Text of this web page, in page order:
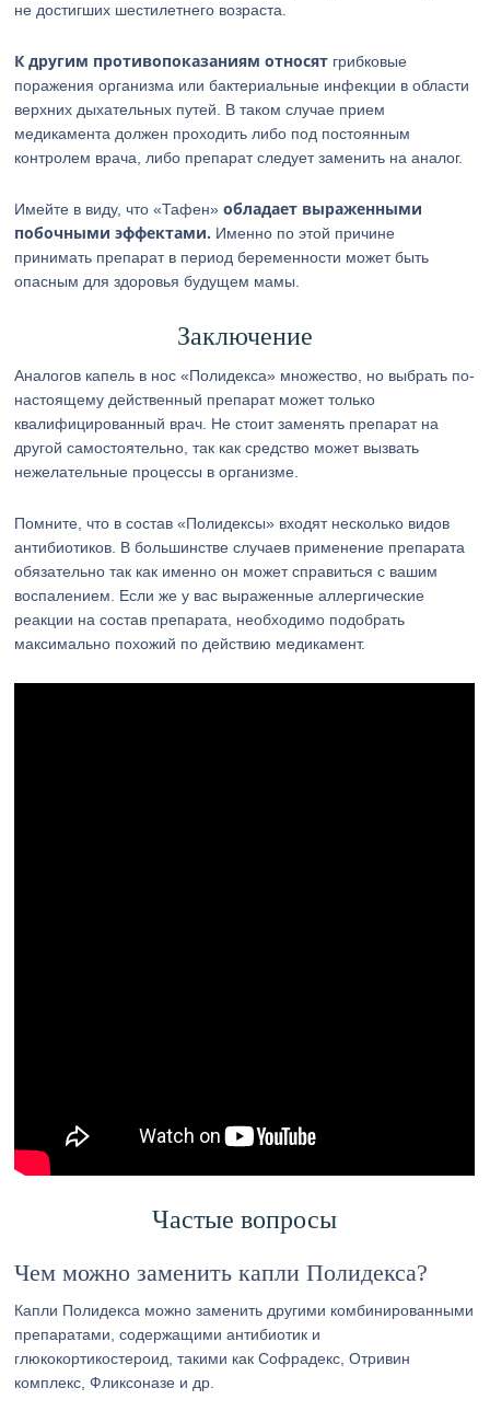
не достигших шестилетнего возраста.
К другим противопоказаниям относят грибковые
поражения организма или бактериальные инфекции в области
верхних дыхательных путей. В таком случае прием
медикамента должен проходить либо под постоянным
контролем врача, либо препарат следует заменить на аналог.
Имейте в виду, что «Тафен»обладает выраженными
побочными эффектами. Именно по этой причине
принимать препарат в период беременности может быть
опасным для здоровья будущем мамы.
Заключение
Аналогов капель в нос «Полидекса» множество, но выбрать по-
настоящему действенный препарат может только
квалифицированный врач. Не стоит заменять препарат на
другой самостоятельно, так как средство может вызвать
нежелательные процессы в организме.
Помните, что в состав «Полидексы» входят несколько видов
антибиотиков. В большинстве случаев применение препарата
обязательно так как именно он может справиться с вашим
воспалением. Если же у вас выраженные аллергические
реакции на состав препарата, необходимо подобрать
максимально похожий по действию медикамент.
Частые вопросы
Чем можно заменить капли Полидекса?
Капли Полидекса можно заменить другими комбинированными
препаратами, содержащими антибиотик и
глюкокортикостероид, такими как Софрадекс, Отривин
комплекс, Фликсоназе и др.